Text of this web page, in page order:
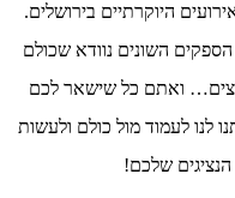
האירועים היוקרתיים בירושלים.
השונים נוודא שכולם
ואתם כל שישאר לכם
לנו לעמוד מול כולם ולעשות
שלכם!